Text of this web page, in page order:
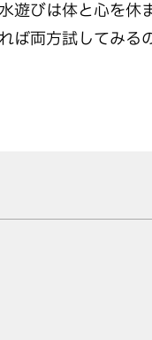
びは体と心を休
ば両方試してみる